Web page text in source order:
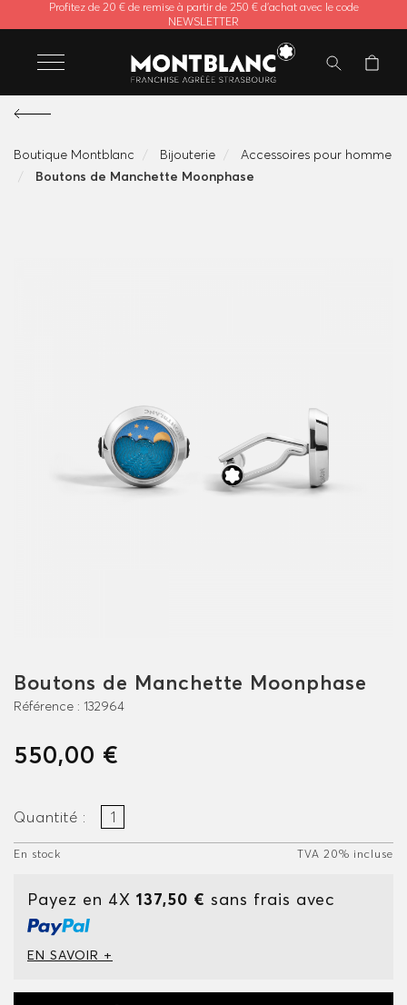
Profitez de 20 € de remise à partir de 250 € d'achat avec le code
NEWSLETTER
Boutique Montblanc Bijouterie
Accessoires pour homme
Boutons de Manchette Moonphase
Boutons de Manchette Moonphase
Référence : 132964
550,00 €
Quantité :
En stock TVA 20% incluse
Payez en 4X 137,50 € sans frais avec
EN SAVOIR +